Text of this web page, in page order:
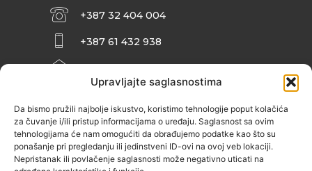
Upravljajte saglasnostima
Da bismo pružili najbolje iskustvo, koristimo tehnologije poput kolačića
za čuvanje i/ili pristup informacijama o uređaju. Saglasnost sa ovim
tehnologijama će nam omogućiti da obrađujemo podatke kao što su
ponašanje pri pregledanju ili jedinstveni ID-ovi na ovoj veb lokaciji.
Nepristanak ili povlačenje saglasnosti može negativno uticati na
+387 32 404 004
+387 61 432 938
INFO@ZENIT.BA
ZENIČANKA, 3. SPRAT), 72000 ZENICA